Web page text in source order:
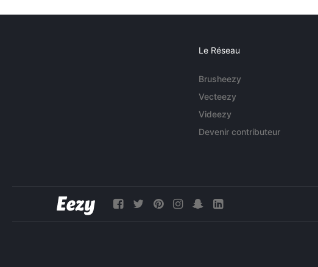
Le Réseau
Brusheezy
Vecteezy
Videezy
Devenir contributeur